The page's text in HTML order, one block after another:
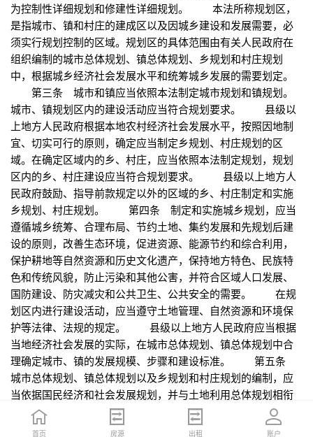
为控制性详细规划和修建性详细规划。 本法所称规划区，
是指城市、镇和村庄的建成区以及因城乡建设和发展需要，必
须实行规划控制的区域。规划区的具体范围由有关人民政府在
组织编制的城市总体规划、镇总体规划、乡规划和村庄规划
中，根据城乡经济社会发展水平和统筹城乡发展的需要划定。
第三条 城市和镇应当依照本法制定城市规划和镇规划。
城市、镇规划区内的建设活动应当符合规划要求。 县级以
上地方人民政府根据本地农村经济社会发展水平，按照因地制
宜、切实可行的原则，确定应当制定乡规划、村庄规划的区
域。在确定区域内的乡、村庄，应当依照本法制定规划，规划
区内的乡、村庄建设应当符合规划要求。 县级以上地方人
民政府鼓励、指导前款规定以外的区域的乡、村庄制定和实施
乡规划、村庄规划。 第四条 制定和实施城乡规划，应当
遵循城乡统筹、合理布局、节约土地、集约发展和先规划后建
设的原则，改善生态环境，促进资源、能源节约和综合利用，
保护耕地等自然资源和历史文化遗产，保持地方特色、民族特
色和传统风貌，防止污染和其他公害，并符合区域人口发展、
国防建设、防灾减灾和公共卫生、公共安全的需要。 在规
划区内进行建设活动，应当遵守土地管理、自然资源和环境保
护等法律、法规的规定。 县级以上地方人民政府应当根据
当地经济社会发展的实际，在城市总体规划、镇总体规划中合
理确定城市、镇的发展规模、步骤和建设标准。 第五条
城市总体规划、镇总体规划以及乡规划和村庄规划的编制，应
当依据国民经济和社会发展规划，并与土地利用总体规划相衔
接。 第六条 各级人民政府应当将城乡规划的编制和管理
经费纳入本级财政预算。 第七条 经依法批准的城乡规
首页 招聘 简历 账户
首页 房源 出租 账户